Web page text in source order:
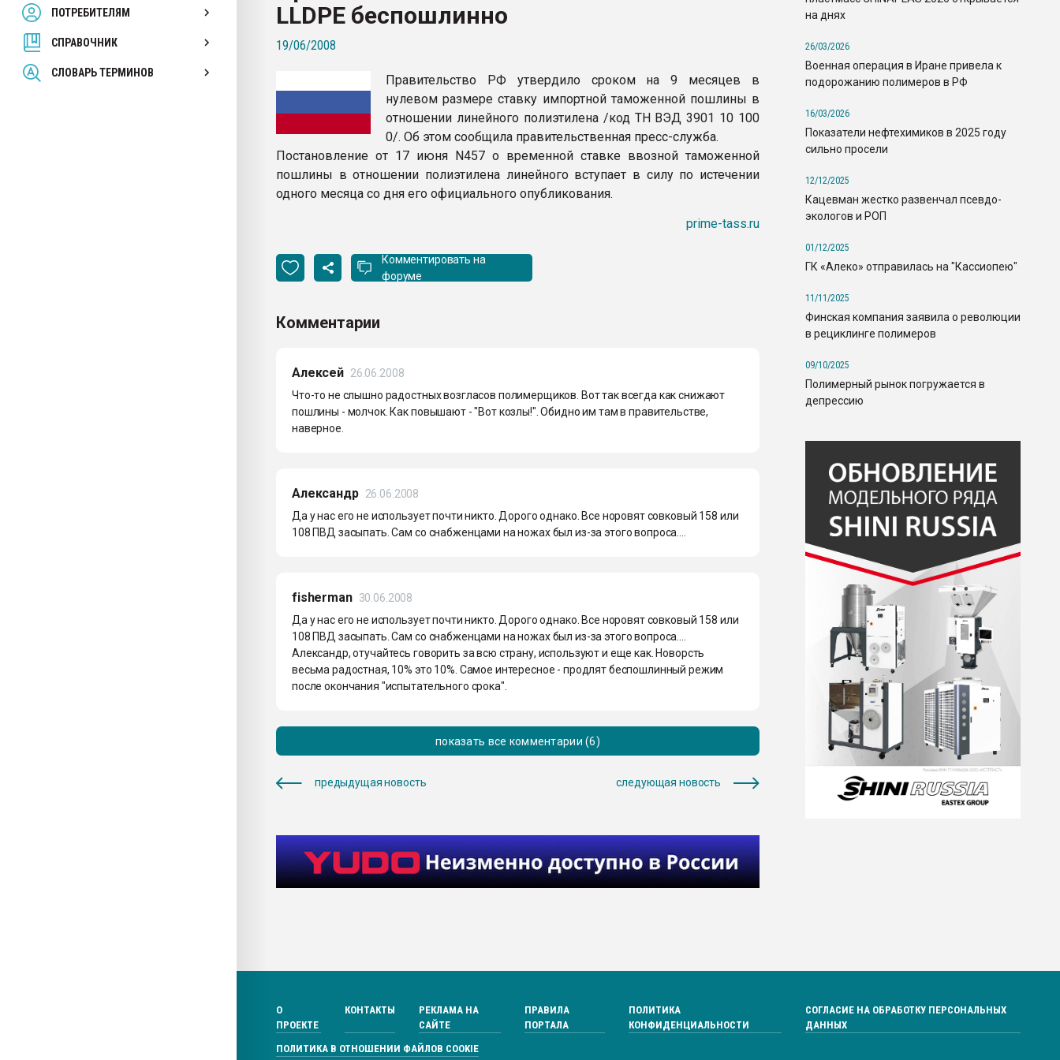
ПОТРЕБИТЕЛЯМ
СПРАВОЧНИК
СЛОВАРЬ ТЕРМИНОВ
Armaloy PC/ABS-1IM черный цвет
LLDPE беспошлинно
19/06/2008
Правительство РФ утвердило сроком на 9 месяцев в
нулевом размере ставку импортной таможенной пошлины в
отношении линейного полиэтилена /код ТН ВЭД 3901 10 100
0/. Об этом сообщила правительственная пресс-служба.
Постановление от 17 июня N457 о временной ставке ввозной таможенной
пошлины в отношении полиэтилена линейного вступает в силу по истечении
одного месяца со дня его официального опубликования.
prime-tass.ru
Комментировать на
форуме
Комментарии
Алексей 26.06.2008
Что-то не слышно радостных возгласов полимерщиков. Вот так всегда как снижают
пошлины - молчок. Как повышают - "Вот козлы!". Обидно им там в правительстве,
наверное.
Александр 26.06.2008
Да у нас его не использует почти никто. Дорого однако. Все норовят совковый 158 или
108 ПВД засыпать. Сам со снабженцами на ножах был из-за этого вопроса....
fisherman 30.06.2008
Да у нас его не использует почти никто. Дорого однако. Все норовят совковый 158 или
108 ПВД засыпать. Сам со снабженцами на ножах был из-за этого вопроса....
Александр, отучайтесь говорить за всю страну, используют и еще как. Новорсть
весьма радостная, 10% это 10%. Самое интересное - продлят беспошлинный режим
после окончания "испытательного срока".
показать все комментарии (6)
предыдущая новость следующая новость
на днях
26/03/2026
Военная операция в Иране привела к
подорожанию полимеров в РФ
16/03/2026
Показатели нефтехимиков в 2025 году
сильно просели
12/12/2025
Кацевман жестко развенчал псевдо-
экологов и РОП
01/12/2025
ГК «Алеко» отправилась на "Кассиопею"
11/11/2025
Финская компания заявила о революции
в рециклинге полимеров
09/10/2025
Полимерный рынок погружается в
депрессию
О
ПРОЕКТЕ
КОНТАКТЫ
РЕКЛАМА НА
САЙТЕ
ПРАВИЛА
ПОРТАЛА
ПОЛИТИКА
КОНФИДЕНЦИАЛЬНОСТИ
СОГЛАСИЕ НА ОБРАБОТКУ ПЕРСОНАЛЬНЫХ
ДАННЫХ
ПОЛИТИКА В ОТНОШЕНИИ ФАЙЛОВ COOKIE